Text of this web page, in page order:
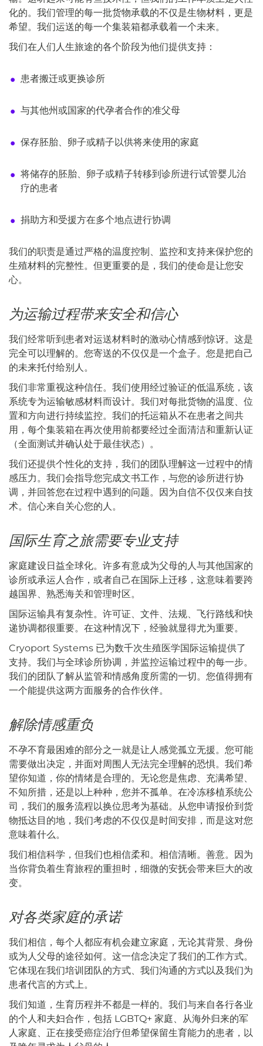
化的。我们管理的每一批货物承载的不仅是生物材料，更是
希望。我们运送的每一个集装箱都承载着一个未来。
我们在人们人生旅途的各个阶段为他们提供支持：
患者搬迁或更换诊所
与其他州或国家的代孕者合作的准父母
保存胚胎、卵子或精子以供将来使用的家庭
将储存的胚胎、卵子或精子转移到诊所进行试管婴儿治
疗的患者
捐助方和受援方在多个地点进行协调
我们的职责是通过严格的温度控制、监控和支持来保护您的
生殖材料的完整性。但更重要的是，我们的使命是让您安
心。
为运输过程带来安全和信心
我们经常听到患者对运送材料时的激动心情感到惊讶。这是
完全可以理解的。您寄送的不仅仅是一个盒子。您是把自己
的未来托付给别人。
我们非常重视这种信任。我们使用经过验证的低温系统，该
系统专为运输敏感材料而设计。我们对每批货物的温度、位
置和方向进行持续监控。我们的托运箱从不在患者之间共
用，每个集装箱在再次使用前都要经过全面清洁和重新认证
（全面测试并确认处于最佳状态）。
我们还提供个性化的支持，我们的团队理解这一过程中的情
感压力。我们会指导您完成文书工作，与您的诊所进行协
调，并回答您在过程中遇到的问题。因为自信不仅仅来自技
术。信心来自关心您的人。
国际生育之旅需要专业支持
家庭建设日益全球化。许多有意成为父母的人与其他国家的
诊所或承运人合作，或者自己在国际上迁移，这意味着要跨
越国界、熟悉海关和管理时区。
国际运输具有复杂性。许可证、文件、法规、飞行路线和快
递协调都很重要。在这种情况下，经验就显得尤为重要。
Cryoport Systems 已为数千次生殖医学国际运输提供了
支持。我们与全球诊所协调，并监控运输过程中的每一步。
我们的团队了解从监管和情感角度所需的一切。您值得拥有
一个能提供这两方面服务的合作伙伴。
解除情感重负
不孕不育最困难的部分之一就是让人感觉孤立无援。您可能
需要做出决定，并面对周围人无法完全理解的恐惧。我们希
望你知道，你的情绪是合理的。无论您是焦虑、充满希望、
不知所措，还是以上种种，您并不孤单。在冷冻移植系统公
司，我们的服务流程以换位思考为基础。从您申请报价到货
物抵达目的地，我们考虑的不仅仅是时间安排，而是这对您
意味着什么。
我们相信科学，但我们也相信柔和。相信清晰。善意。因为
当你背负着生育旅程的重担时，细微的安抚会带来巨大的改
变。
对各类家庭的承诺
我们相信，每个人都应有机会建立家庭，无论其背景、身份
或为人父母的途径如何。这一信念决定了我们的工作方式。
它体现在我们培训团队的方式、我们沟通的方式以及我们为
患者代言的方式上。
我们知道，生育历程并不都是一样的。我们与来自各行各业
的个人和夫妇合作，包括 LGBTQ+ 家庭、从海外归来的军
人家庭、正在接受癌症治疗但希望保留生育能力的患者，以